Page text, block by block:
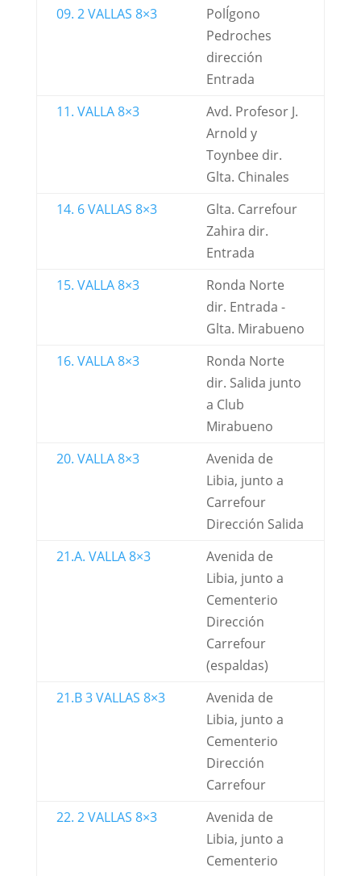
09. 2 VALLAS 8×3
PolÍgono
Pedroches
dirección
Entrada
11. VALLA 8×3
Avd. Profesor J.
Arnold y
Toynbee dir.
Glta. Chinales
14. 6 VALLAS 8×3
Glta. Carrefour
Zahira dir.
Entrada
15. VALLA 8×3
Ronda Norte
dir. Entrada -
Glta. Mirabueno
16. VALLA 8×3
Ronda Norte
dir. Salida junto
a Club
Mirabueno
20. VALLA 8×3
Avenida de
Libia, junto a
Carrefour
Dirección Salida
21.A. VALLA 8×3
Avenida de
Libia, junto a
Cementerio
Dirección
Carrefour
(espaldas)
21.B 3 VALLAS 8×3
Avenida de
Libia, junto a
Cementerio
Dirección
Carrefour
22. 2 VALLAS 8×3
Avenida de
Libia, junto a
Cementerio